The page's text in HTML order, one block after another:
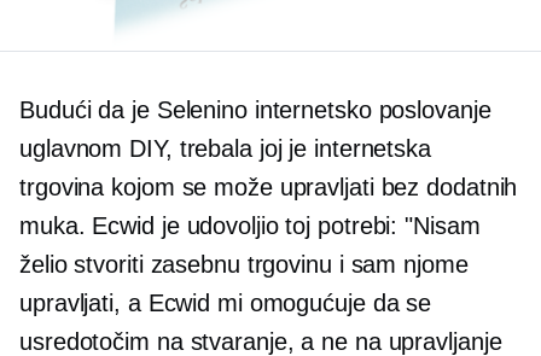
Budući da je Selenino internetsko poslovanje
uglavnom DIY, trebala joj je internetska
trgovina kojom se može upravljati bez dodatnih
muka. Ecwid je udovoljio toj potrebi: "Nisam
želio stvoriti zasebnu trgovinu i sam njome
upravljati, a Ecwid mi omogućuje da se
usredotočim na stvaranje, a ne na upravljanje